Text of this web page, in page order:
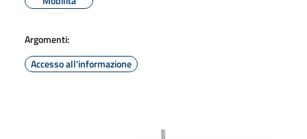
Argomenti:
Accesso all'informazione